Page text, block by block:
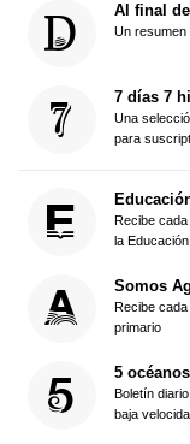
Al final
Un resumen
7 días 7
Una
para
Recibe
la Educación
Somos
Recibe
primario
5 océanos
Boletín
baja